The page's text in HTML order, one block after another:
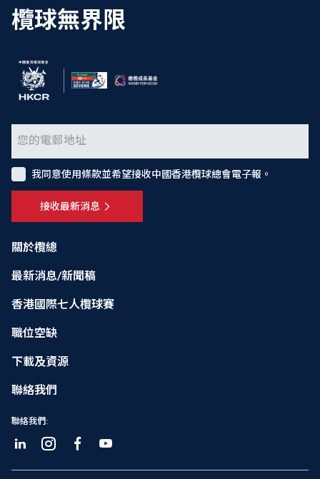
欖球無界限
關於欖總
最新消息/新聞稿
香港國際七人欖球賽
職位空缺
下載及資源
聯絡我們
聯絡我們:
接收最新消息
我同意使用條款並希望接收中國香港欖球總會電子報。